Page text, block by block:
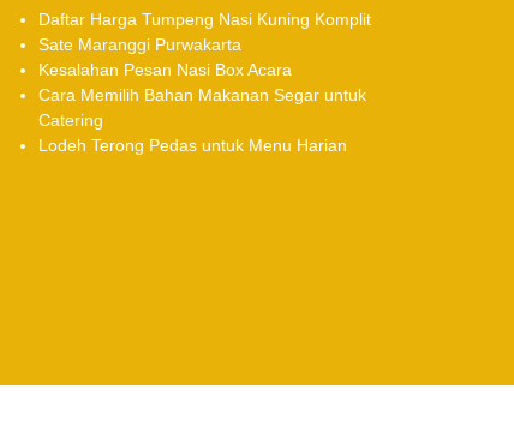
Daftar Harga Tumpeng Nasi Kuning Komplit
Sate Maranggi Purwakarta
Kesalahan Pesan Nasi Box Acara
Cara Memilih Bahan Makanan Segar untuk
Catering
Lodeh Terong Pedas untuk Menu Harian